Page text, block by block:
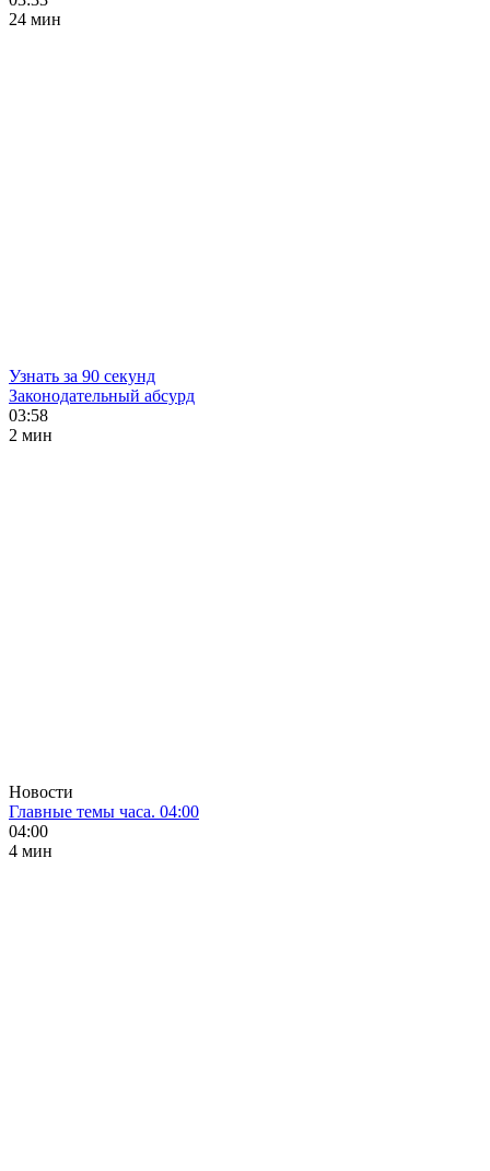
24 мин
Узнать за 90 секунд
Законодательный абсурд
03:58
2 мин
Новости
Главные темы часа. 04:00
04:00
4 мин